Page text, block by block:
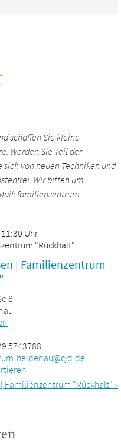
schaffen Sie kleine
Werden Sie Teil der
von neuen Techniken und
Wir bitten um
familienzentrum-
Uhr
"Rückhalt"
| Familienzentrum
8
5743788
heidenau@cjd.de
| Familienzentrum "Rückhalt" »